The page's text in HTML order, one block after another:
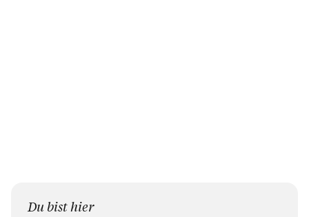
Du bist hier